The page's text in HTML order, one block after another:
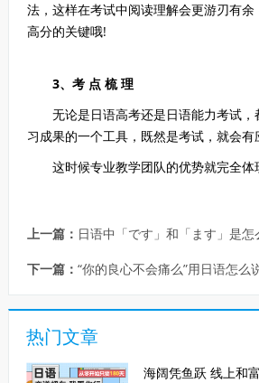
法，这样在考试中阅读理解会更游刃有
高分的关键哦!
3、考 点 梳 理
无论是日语高考还是日语能力考试，
习成果的一个工具，既然是考试，就会有
这时候专业教学团队的优势就完全体
上一篇： 日语中「です」和「ます」是怎
下一篇： “你的良心不会痛么”用日语怎么
热门文章
海阔凭鱼跃 线上和